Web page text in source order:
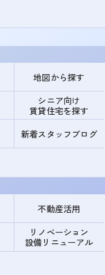
地図から探す
シニア向け
賃貸住宅を探す
新着スタッフブログ
不動産活用
リノベーション
設備リニューアル